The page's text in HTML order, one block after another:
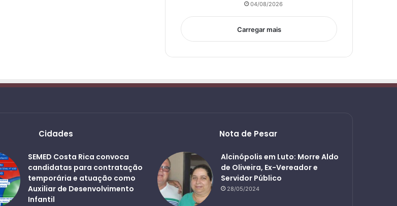
04/08/2026
Carregar mais
Cidades
SEMED Costa Rica convoca
candidatas para contratação
temporária e atuação como
Auxiliar de Desenvolvimento
Infantil
Nota de Pesar
Alcinópolis em Luto: Morre Aldo
de Oliveira, Ex-Vereador e
Servidor Público
28/05/2024